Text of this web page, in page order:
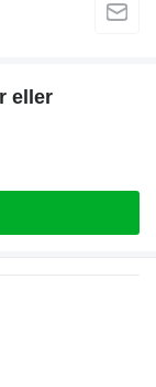
eller